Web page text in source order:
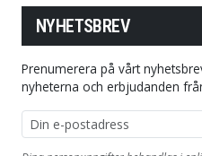
NYHETSBREV
Prenumerera på vårt
nyheterna och erbjudanden
E-postadress